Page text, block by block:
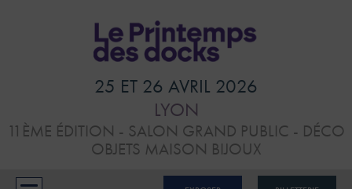
CONFÉRENCES
25 ET 26 AVRIL 2026
LYON
11ÈME ÉDITION - SALON GRAND PUBLIC - DÉCO
OBJETS MAISON BIJOUX